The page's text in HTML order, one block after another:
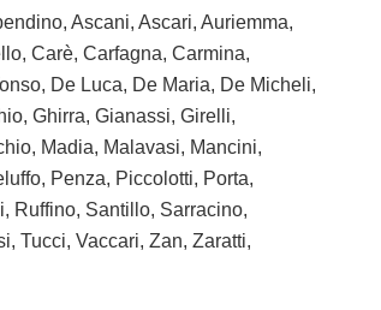
Ascani, Ascari, Auriemma,
Carè, Carfagna, Carmina,
De Luca, De Maria, De Micheli,
Ghirra, Gianassi, Girelli,
Madia, Malavasi, Mancini,
Penza, Piccolotti, Porta,
Ruffino, Santillo, Sarracino,
Tucci, Vaccari, Zan, Zaratti,